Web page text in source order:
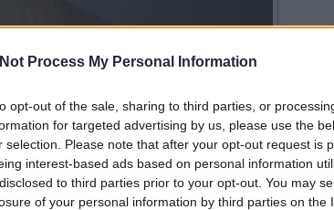
Process My Personal Information
opt-out of the sale, sharing to third parties, or
for targeted advertising by us, please use the
selection. Please note that after your opt-out request is
interest-based ads based on personal information
to third parties prior to your opt-out. You may
of your personal information by third parties on the